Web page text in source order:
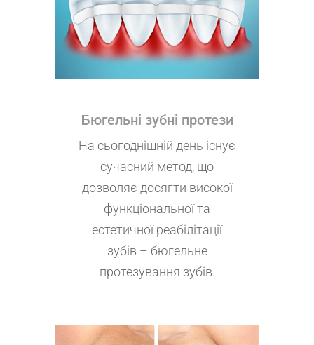
Бюгельні зубні протези
На сьогоднішній день існує
сучасний метод, що
дозволяє досягти високої
функціональної та
естетичної реабілітації
зубів – бюгельне
протезування зубів.